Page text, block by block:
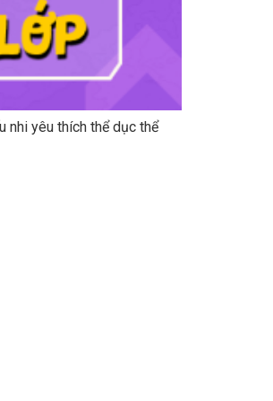
nhi yêu thích thể dục thể